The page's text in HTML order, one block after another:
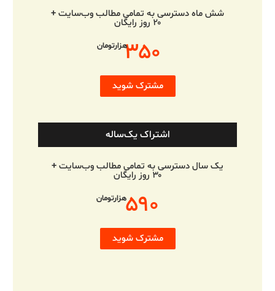
شش ماه دسترسی به تمامی مطالب وب‌سایت +
۲۰ روز رایگان
۳۵۰هزارتومان
مشترک شوید
اشتراک یک‌ساله
یک سال دسترسی به تمامی مطالب وب‌سایت +
۳۰ روز رایگان
۵۹۰هزارتومان
مشترک شوید